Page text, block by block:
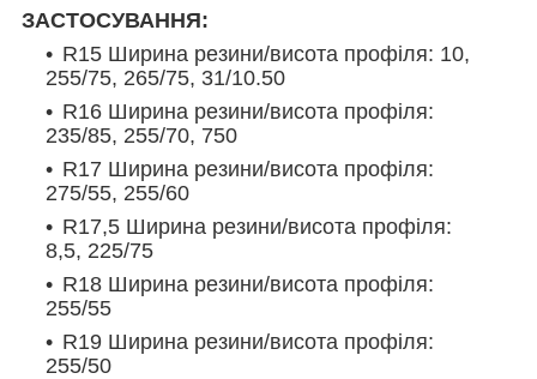
ЗАСТОСУВАННЯ:
R15 Ширина резини/висота профіля: 10,
255/75, 265/75, 31/10.50
R16 Ширина резини/висота профіля:
235/85, 255/70, 750
R17 Ширина резини/висота профіля:
275/55, 255/60
R17,5 Ширина резини/висота профіля:
8,5, 225/75
R18 Ширина резини/висота профіля:
255/55
R19 Ширина резини/висота профіля:
255/50